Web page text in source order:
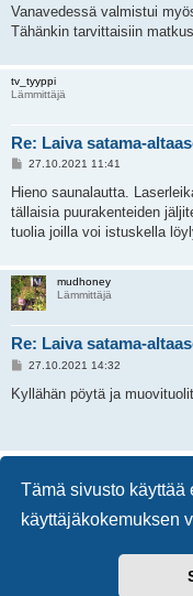
Tämä sivusto käyttää
käyttäjäkokemuksen
Vanavedessä valmistui
Tähänkin tarvittaisiin
tv_tyyppi
Lämmittäjä
Re: Laiva satama-
V
e
t
i
27.10.2021 11:41
Hieno saunalautta.
tällaisia puurakenteiden
tuolia joilla voi istuskella
mudhoney
Lämmittäjä
Re: Laiva satama-
V
e
s
27.10.2021 14:32
Kyllähän pöytä ja
Keskustelufoorumin